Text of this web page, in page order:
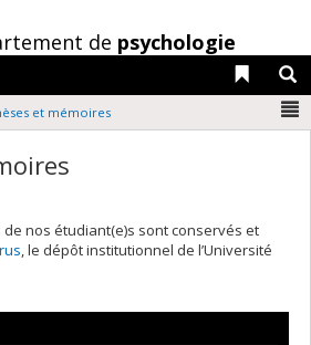
de psychologie
Liens
et mémoires
nos étudiant(e)s sont conservés et
, le dépôt institutionnel de l’Université